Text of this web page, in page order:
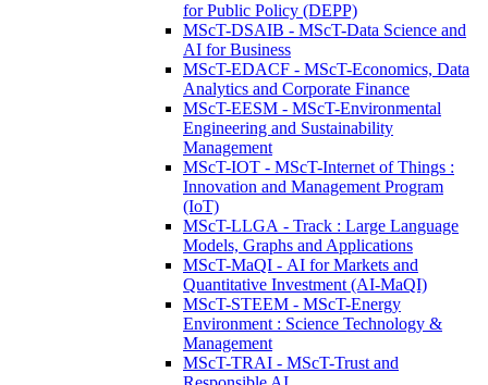
for Public Policy (DEPP)
MScT-DSAIB - MScT-Data Science and
AI for Business
MScT-EDACF - MScT-Economics, Data
Analytics and Corporate Finance
MScT-EESM - MScT-Environmental
Engineering and Sustainability
Management
MScT-IOT - MScT-Internet of Things :
Innovation and Management Program
(IoT)
MScT-LLGA - Track : Large Language
Models, Graphs and Applications
MScT-MaQI - AI for Markets and
Quantitative Investment (AI-MaQI)
MScT-STEEM - MScT-Energy
Environment : Science Technology &
Management
MScT-TRAI - MScT-Trust and